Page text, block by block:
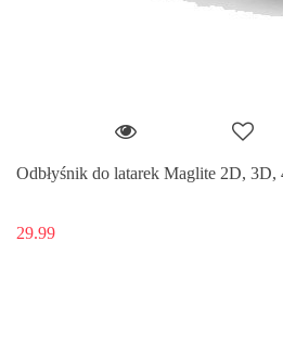
Odbłyśnik do latarek Maglite 2D,
29.99